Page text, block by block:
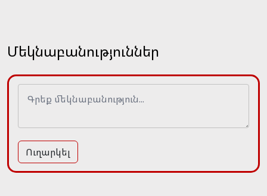
Մեկնաբանություններ
Ուղարկել